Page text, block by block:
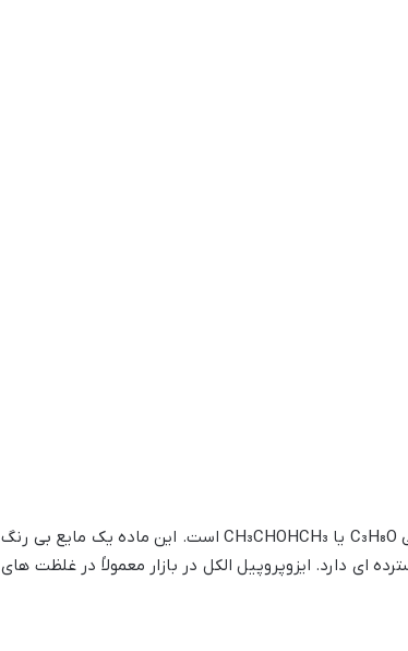
ایزوپروپیل الکل که با نام علمی 2-پروپانول نیز شناخته می شود یک الکل نوع دوم با فرمول شیمیایی C₃H₈O یا CH₃CHOHCH₃ است. این ماده یک مایع بی رنگ
ای دارد. ایزوپروپیل الکل در بازار معمولاً در غلظت های